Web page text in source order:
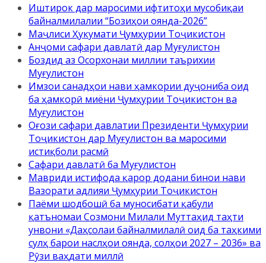
Иштирок дар маросими ифтитоҳи мусобиқаи
байналмилалии “Бозиҳои оянда-2026”
Маҷлиси Ҳукумати Ҷумҳурии Тоҷикистон
Анҷоми сафари давлатӣ дар Муғулистон
Боздид аз Осорхонаи миллии таърихии
Муғулистон
Имзои санадҳои нави ҳамкории дуҷониба оид
ба ҳамкорӣ миёни Ҷумҳурии Тоҷикистон ва
Муғулистон
Оғози сафари давлатии Президенти Ҷумҳурии
Тоҷикистон дар Муғулистон ва маросими
истиқболи расмӣ
Сафари давлатӣ ба Муғулистон
Мавриди истифода қарор додани бинои нави
Вазорати адлияи Ҷумҳурии Тоҷикистон
Паёми шодбошӣ ба муносибати қабули
қатъномаи Созмони Милали Муттаҳид таҳти
унвони «Даҳсолаи байналмилалӣ оид ба таҳкими
сулҳ барои наслҳои оянда, солҳои 2027 – 2036» ва
Рӯзи ваҳдати миллӣ